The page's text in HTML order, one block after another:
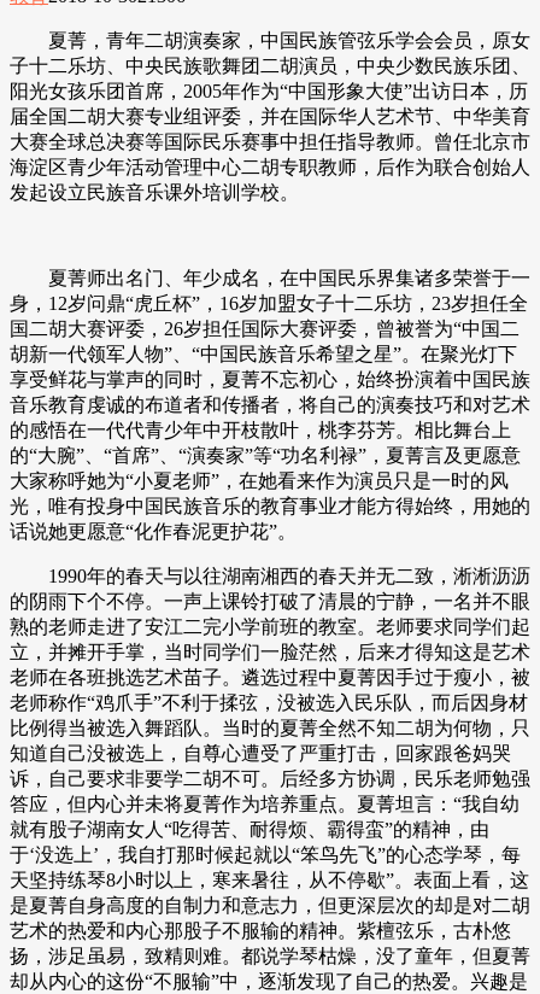
夏菁，青年二胡演奏家，中国民族管弦乐学会会员，原女
子十二乐坊、中央民族歌舞团二胡演员，中央少数民族乐团、
阳光女孩乐团首席， 2005年作为“中国形象大使”出访日本，历
届全国二胡大赛专业组评委，并在国际华人艺术节、中华美育
大赛全球总决赛等国际民乐赛事中担任指导教师。曾任北京市
海淀区青少年活动管理中心二胡专职教师，后作为联合创始人
发起设立民族音乐课外培训学校。
夏菁师出名门、年少成名，在中国民乐界集诸多荣誉于一
身， 12岁问鼎“虎丘杯”，16岁加盟女子十二乐坊，23岁担任全
国二胡大赛评委，26岁担任国际大赛评委，曾被誉为“中国二
胡新一代领军人物”、“中国民族音乐希望之星”。在聚光灯下
享受鲜花与掌声的同时，夏菁不忘初心，始终扮演着中国民族
音乐教育虔诚的布道者和传播者，将自己的演奏技巧和对艺术
的感悟在一代代青少年中开枝散叶，桃李芬芳。相比舞台上
的“大腕”、“首席”、“演奏家”等“功名利禄”，夏菁言及更愿意
大家称呼她为“小夏老师”，在她看来作为演员只是一时的风
光，唯有投身中国民族音乐的教育事业才能方得始终，用她的
话说她更愿意“化作春泥更护花”。
1990年的春天与以往湖南湘西的春天并无二致，淅淅沥沥
的阴雨下个不停。一声上课铃打破了清晨的宁静，一名并不眼
熟的老师走进了安江二完小学前班的教室。老师要求同学们起
立，并摊开手掌，当时同学们一脸茫然，后来才得知这是艺术
老师在各班挑选艺术苗子。遴选过程中夏菁因手过于瘦小，被
老师称作“鸡爪手”不利于揉弦，没被选入民乐队，而后因身材
比例得当被选入舞蹈队。当时的夏菁全然不知二胡为何物，只
知道自己没被选上，自尊心遭受了严重打击，回家跟爸妈哭
诉，自己要求非要学二胡不可。后经多方协调，民乐老师勉强
答应，但内心并未将夏菁作为培养重点。夏菁坦言：“我自幼
就有股子湖南女人“吃得苦、耐得烦、霸得蛮”的精神，由
于‘没选上’，我自打那时候起就以“笨鸟先飞”的心态学琴，每
天坚持练琴8小时以上，寒来暑往，从不停歇”。表面上看，这
是夏菁自身高度的自制力和意志力，但更深层次的却是对二胡
艺术的热爱和内心那股子不服输的精神。紫檀弦乐，古朴悠
扬，涉足虽易，致精则难。都说学琴枯燥，没了童年，但夏菁
却从内心的这份“不服输”中，逐渐发现了自己的热爱。兴趣是